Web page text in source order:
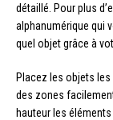
détaillé. Pour plus
alphanumérique qui
quel objet grâce à
Placez les objets
des zones
hauteur les